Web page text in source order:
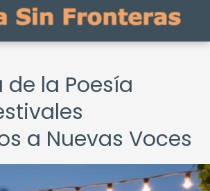
de la Poesía
a Nuevas Voces